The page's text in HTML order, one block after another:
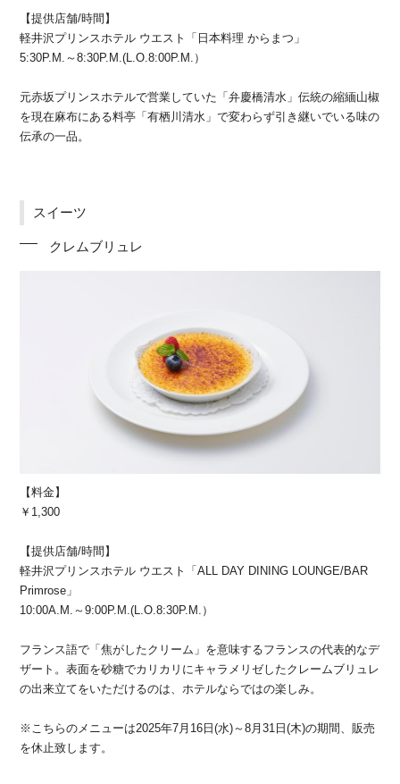
【提供店舗/時間】
軽井沢プリンスホテル ウエスト「日本料理 からまつ」
5:30P.M.～8:30P.M.(L.O.8:00P.M.）
元赤坂プリンスホテルで営業していた「弁慶橋清水」伝統の縮緬山椒
を現在麻布にある料亭「有栖川清水」で変わらず引き継いでいる味の
伝承の一品。
スイーツ
クレムブリュレ
【料金】
￥1,300
【提供店舗/時間】
軽井沢プリンスホテル ウエスト「ALL DAY DINING LOUNGE/BAR
Primrose」
10:00A.M.～9:00P.M.(L.O.8:30P.M.）
フランス語で「焦がしたクリーム」を意味するフランスの代表的なデ
ザート。表面を砂糖でカリカリにキャラメリゼしたクレームブリュレ
の出来立てをいただけるのは、ホテルならではの楽しみ。
※こちらのメニューは2025年7月16日(水)～8月31日(木)の期間、販売
を休止致します。